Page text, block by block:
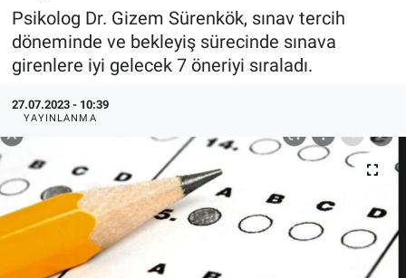
Psikolog Dr. Gizem Sürenkök, sınav tercih
döneminde ve bekleyiş sürecinde sınava
girenlere iyi gelecek 7 öneriyi sıraladı.
27.07.2023 - 10:39
YAYINLANMA
Dünya
Sağlık
Alış-Veriş/İş dünyası
Röportaj
Ekonomi
Kültür Sanat
Politika
Bilecik
Kütahya
Son Dakika Haberleri
Haber Arşivi